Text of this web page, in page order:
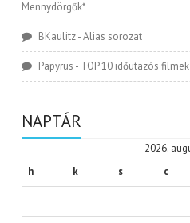
Mennydörgők*
BKaulitz-Alias sorozat
Papyrus - TOP 10 időutazós filmek
NAPTÁR
2026.
h
k s c